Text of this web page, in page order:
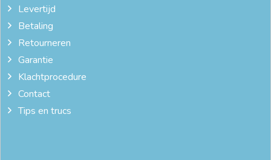
Levertijd
Betaling
Retourneren
Garantie
Klachtprocedure
Contact
Tips en trucs